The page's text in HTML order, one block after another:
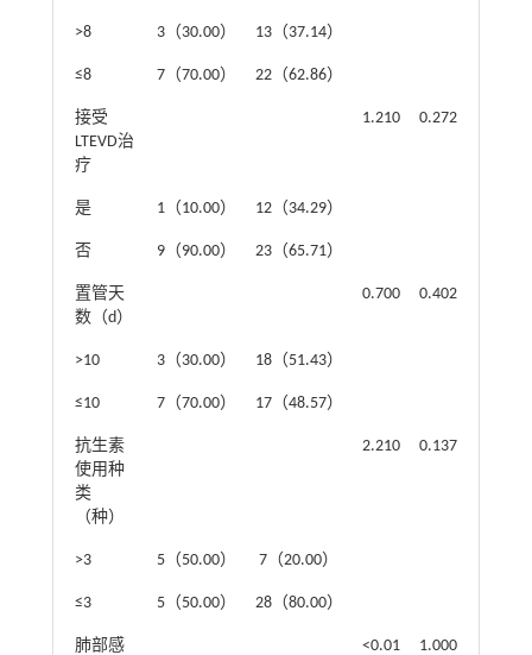
>8 3（30.00） 13（37.14）
≤8 7（70.00） 22（62.86）
接受
LTEVD治
疗
1.210 0.272
是 1（10.00） 12（34.29）
否 9（90.00） 23（65.71）
置管天
数（d）
0.700 0.402
>10 3（30.00） 18（51.43）
≤10 7（70.00） 17（48.57）
抗生素
使用种
类
（种）
2.210 0.137
>3 5（50.00） 7（20.00）
≤3 5（50.00） 28（80.00）
肺部感
<0.01 1.000